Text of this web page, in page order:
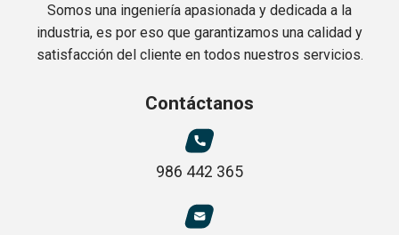
Somos una ingeniería apasionada y dedicada a la
industria, es por eso que garantizamos una calidad y
satisfacción del cliente en todos nuestros servicios.
Contáctanos
986 442 365